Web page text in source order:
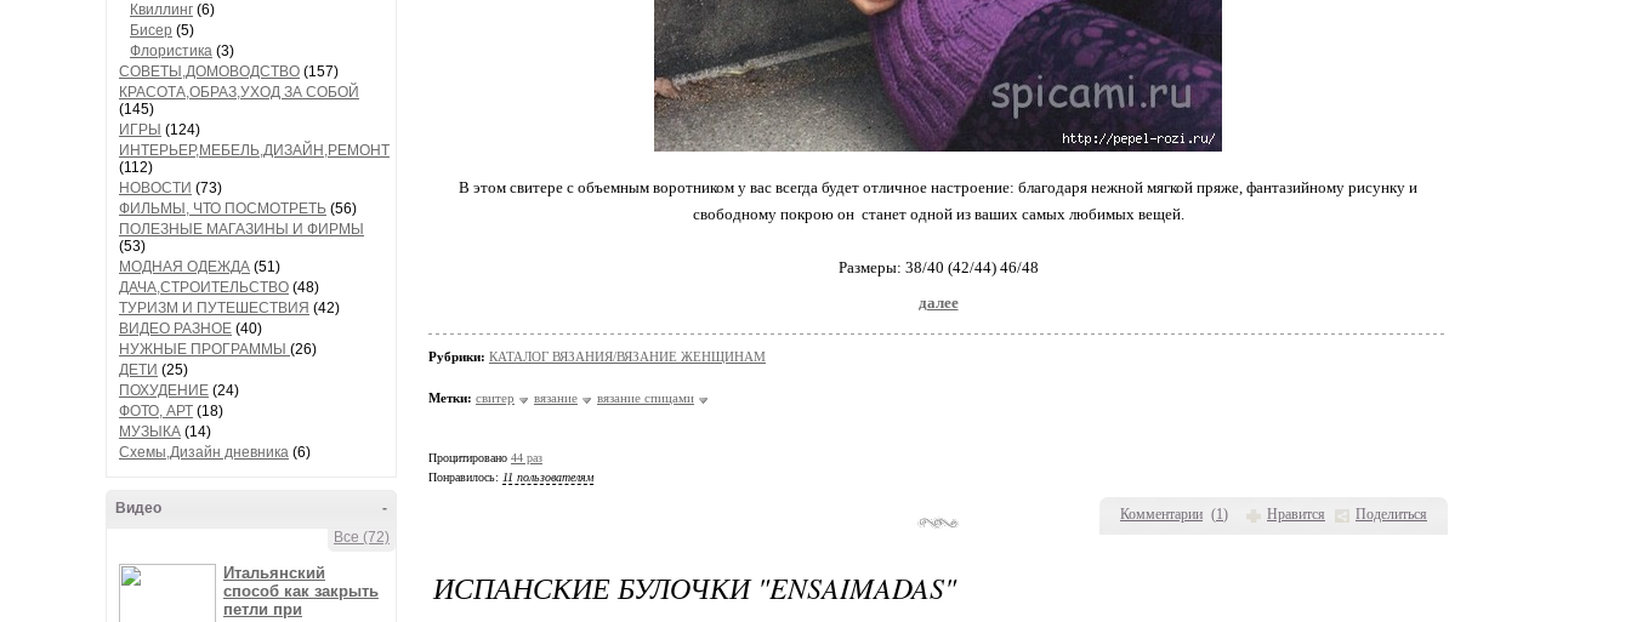
Квиллинг (6)
Бисер (5)
Флористика (3)
СОВЕТЫ,ДОМОВОДСТВО (157)
КРАСОТА,ОБРАЗ,УХОД ЗА СОБОЙ
(145)
ИГРЫ (124)
ИНТЕРЬЕР,МЕБЕЛЬ,ДИЗАЙН,РЕМОНТ
(112)
НОВОСТИ (73)
ФИЛЬМЫ, ЧТО ПОСМОТРЕТЬ (56)
ПОЛЕЗНЫЕ МАГАЗИНЫ И ФИРМЫ
(53)
МОДНАЯ ОДЕЖДА (51)
ДАЧА,СТРОИТЕЛЬСТВО (48)
ТУРИЗМ И ПУТЕШЕСТВИЯ (42)
ВИДЕО РАЗНОЕ (40)
НУЖНЫЕ ПРОГРАММЫ (26)
ДЕТИ (25)
ПОХУДЕНИЕ (24)
ФОТО, АРТ (18)
МУЗЫКА (14)
Схемы,Дизайн дневника (6)
-
Видео
Все (72)
Итальянский
способ как закрыть
петли при
Комментарии (1) Нравится Поделиться
В этом свитере с объемным воротником у вас всегда будет отличное настроение: благодаря нежной мягкой пряже, фантазийному рисунку и
свободному покрою он станет одной из ваших самых любимых вещей.
Размеры: 38/40 (42/44) 46/48
далее
Рубрики: КАТАЛОГ ВЯЗАНИЯ/ВЯЗАНИЕ ЖЕНЩИНАМ
Метки: свитер вязание вязание спицами
Процитировано 44 раз
Понравилось: 11 пользователям
ИСПАНСКИЕ БУЛОЧКИ "ENSAIMADAS"